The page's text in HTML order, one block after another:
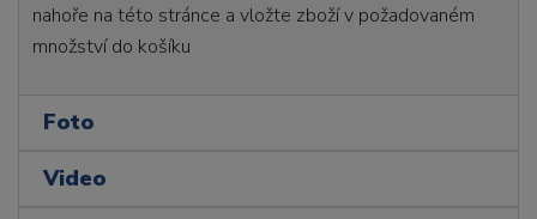
nahoře na této stránce a vložte zboží v požadovaném
množství do košíku
Foto
Video